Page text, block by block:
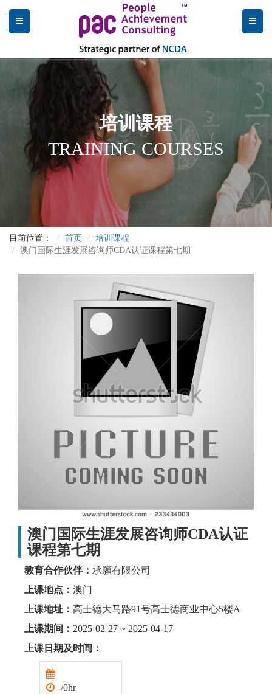
培训课程
TRAINING COURSES
目前位置： 首页
培训课程
澳门国际生涯发展咨询师CDA认证课程第七期
澳门国际生涯发展咨询师CDA认证
课程第七期
教育合作伙伴： 承願有限公司
上课地点： 澳门
上课地址： 高士德大马路91号高士德商业中心5楼A
上课期间： 2025-02-27 ~ 2025-04-17
上课日期及时间：
-/0hr